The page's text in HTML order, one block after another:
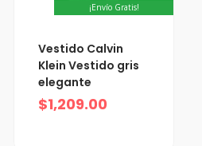
¡Envío Gratis!
Vestido Calvin
Klein Vestido gris
elegante
$1,209.00